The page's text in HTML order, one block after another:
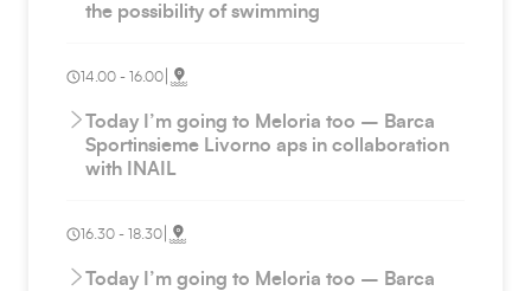
the possibility of swimming
14.00 - 16.00
Today I’m going to Meloria too – Barca
Sportinsieme Livorno aps in collaboration
with INAIL
16.30 - 18.30
Today I’m going to Meloria too – Barca